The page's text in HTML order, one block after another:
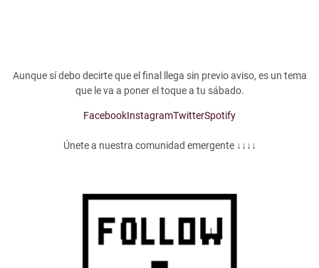
Aunque sí debo decirte que el final llega sin previo aviso, es un tema
que le va a poner el toque a tu sábado.
FacebookInstagramTwitterSpotify
Únete a nuestra comunidad emergente ↓↓↓↓